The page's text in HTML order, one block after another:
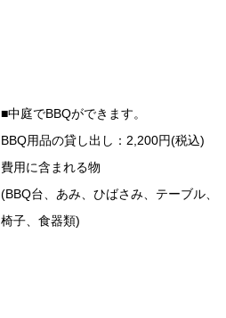
■中庭でBBQができます。
BBQ用品の貸し出し：2,200円(税込)
費用に含まれる物
(BBQ台、あみ、ひばさみ、テーブル、
椅子、食器類)